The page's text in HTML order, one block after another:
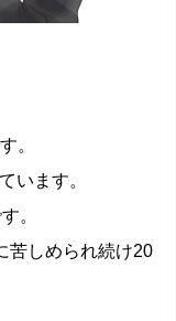
。
います。
。
苦しめられ続け20